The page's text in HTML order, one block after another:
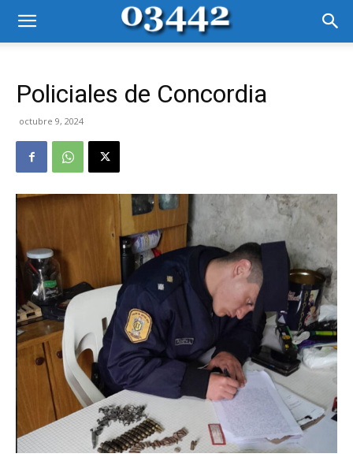
Policiales de Concordia
octubre 9, 2024